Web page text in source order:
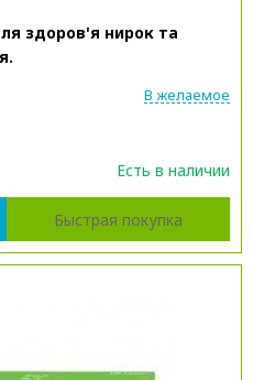
здоров'я нирок та
В желаемое
Есть в наличии
Быстрая покупка